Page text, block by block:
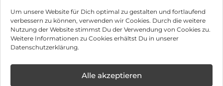
Um unsere Website für Dich optimal zu gestalten und fortlaufend
verbessern zu können, verwenden wir Cookies. Durch die weitere
Nutzung der Website stimmst Du der Verwendung von Cookies zu.
Weitere Informationen zu Cookies erhältst Du in unserer
Datenschutzerklärung.
Alle akzeptieren
Impressum
Können wir Dir behilflich sein?